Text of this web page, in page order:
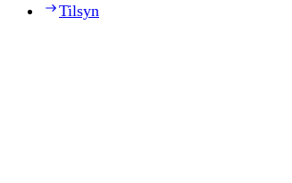
Tilsyn